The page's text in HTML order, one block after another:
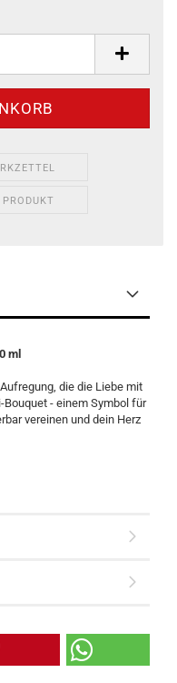
ml
die die Liebe mit
- einem Symbol für
vereinen und dein Herz